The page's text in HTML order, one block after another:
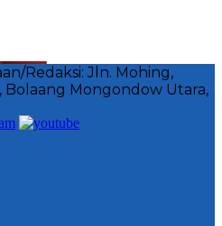
Redaksi: Jln. Mohing,
Bolaang Mongondow Utara,